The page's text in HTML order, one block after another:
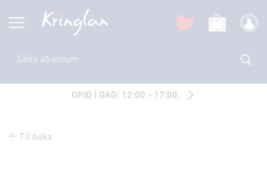
OPIÐ Í DAG: 12:00 - 17:00
Til baka